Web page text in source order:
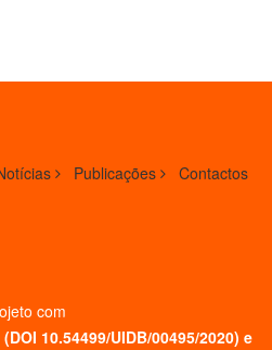
Publicações Contactos
com
(DOI 10.54499/UIDB/00495/2020) e